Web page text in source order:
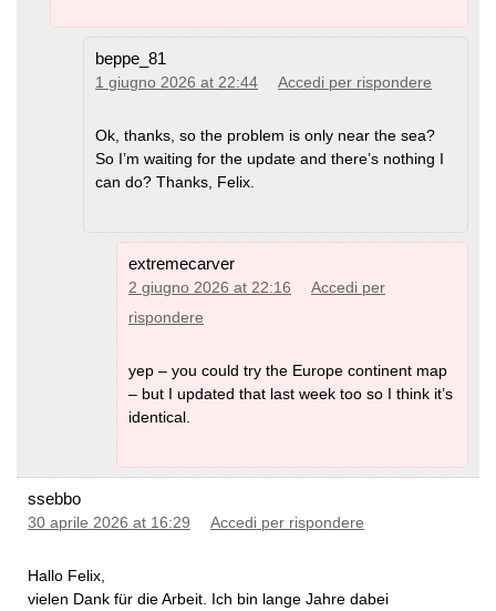
beppe_81
1 giugno 2026 at 22:44 Accedi per rispondere
Ok, thanks, so the problem is only near the sea?
So I’m waiting for the update and there’s nothing I
can do? Thanks, Felix.
extremecarver
2 giugno 2026 at 22:16
Accedi per
rispondere
yep – you could try the Europe continent map
– but I updated that last week too so I think it’s
identical.
ssebbo
30 aprile 2026 at 16:29 Accedi per rispondere
Hallo Felix,
vielen Dank für die Arbeit. Ich bin lange Jahre dabei